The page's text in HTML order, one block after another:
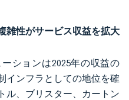
雑性がサービス収益を拡大
ションは2025年の収益の
インフラとしての地位を確
ル、ブリスター、カートン